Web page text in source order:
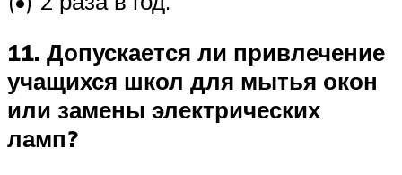
11. Допускается ли привлечение
учащихся школ для мытья окон
или замены электрических
ламп?